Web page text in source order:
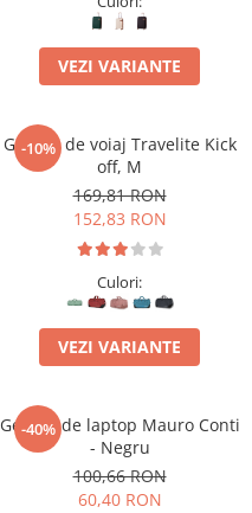
VEZI VARIANTE
-10%
Geanta de voiaj Travelite Kick
off, M
169,81 RON
152,83 RON
Culori:
VEZI VARIANTE
-40%
Geanta de laptop Mauro Conti
- Negru
100,66 RON
60,40 RON